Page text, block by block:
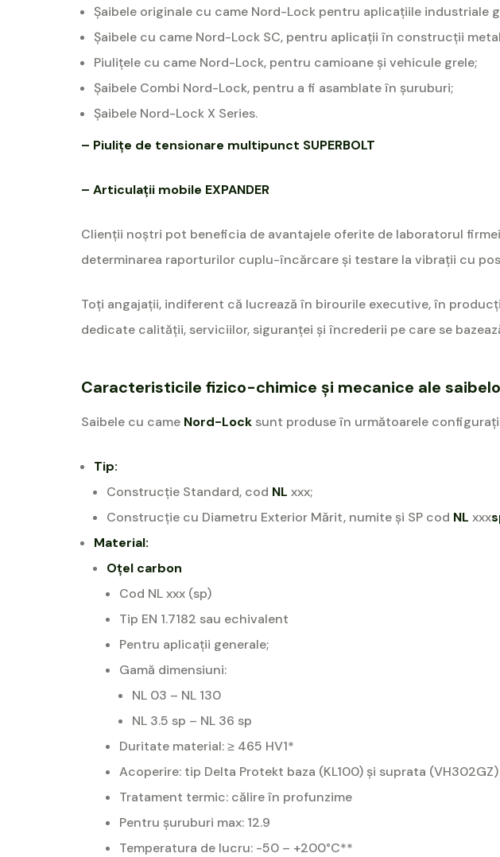
Șaibele originale cu came Nord-Lock pentru aplicațiile industriale
Șaibele cu came Nord-Lock SC, pentru aplicații în construcții
Piulițele cu came Nord-Lock, pentru camioane și vehicule grele;
Șaibele Combi Nord-Lock, pentru a fi asamblate în șuruburi;
Șaibele Nord-Lock X Series.
– Piulițe de tensionare multipunct SUPERBOLT
– Articulații mobile EXPANDER
Clienţii noştri pot beneficia de avantajele oferite de laboratorul
determinarea raporturilor cuplu-încărcare şi testare la vibraţii cu
Toţi angajaţii, indiferent că lucrează în birourile executive, în
dedicate calităţii, serviciilor, siguranţei şi încrederii pe care se
Caracteristicile fizico-chimice și mecanice ale
Saibele cu came Nord-Lock sunt produse în următoarele
Tip:
Construcție Standard, cod NL xxx;
Construcție cu Diametru Exterior Mărit, numite și SP cod NL xxx
Material:
Oțel carbon
Cod NL xxx (sp)
Tip EN 1.7182 sau echivalent
Pentru aplicații generale;
Gamă dimensiuni:
NL 03 – NL 130
NL 3.5 sp – NL 36 sp
Duritate material: ≥ 465 HV1*
Acoperire: tip Delta Protekt baza (KL100) și suprata (VH302GZ)
Tratament termic: călire în profunzime
Pentru șuruburi max: 12.9
Temperatura de lucru: -50 – +200°C**